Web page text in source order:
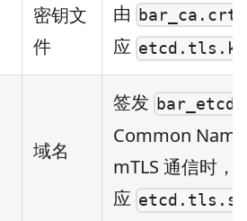
密钥文
件
由 bar_ca.crt
应
域名
签发
Common Name
mTLS 通信时，
应